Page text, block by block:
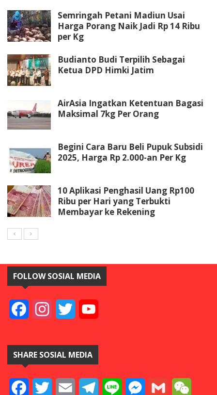
Semringah Petani Madiun Usai
Harga Porang Naik Jadi Rp 14 Ribu
per Kg
Budianto Budi Terpilih Sebagai
Ketua DPD Himki Jatim
AirAsia Ingatkan Ketentuan Bagasi
Maksimal 7kg Per Orang
Begini Cara Baru Beli Pupuk Subsidi
2025, Harga Rp 2.000-an Per Kg
10 Aplikasi Penghasil Uang Rp100
Ribu per Hari yang Terbukti
Membayar ke Rekening
FOLLOW SOSIAL MEDIA
FacebookInstagramTwitter
SHARE SOSIAL MEDIA
FacebookTwitter Email TelegramLine Messenger
Gmail